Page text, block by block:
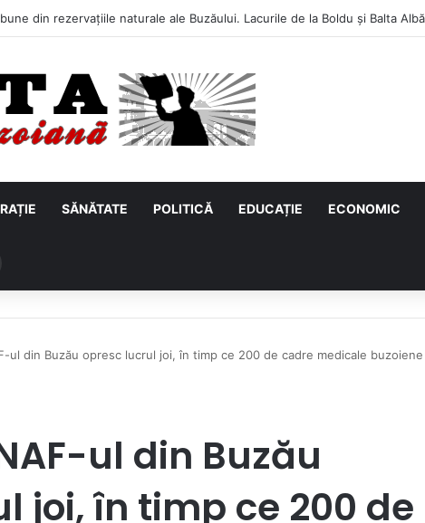
SĂNĂTATE POLITICĂ EDUCAȚIE ECONOMIC
ul din Buzău opresc lucrul joi, în timp ce 200 de cadre medicale buzoiene
ul din Buzău
joi, în timp ce 200 de